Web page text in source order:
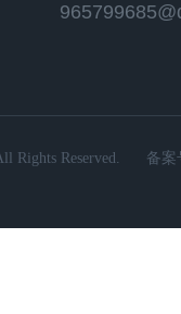
Rights Reserved. 备案